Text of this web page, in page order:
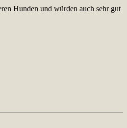
Hunden und würden auch sehr gut